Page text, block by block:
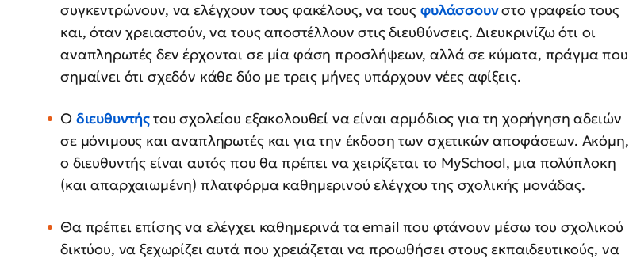
συγκεντρώνουν, να ελέγχουν τους φακέλους, να τους φυλάσσουνστο γραφείο τους
και, όταν χρειαστούν, να τους αποστέλλουν στις διευθύνσεις. Διευκρινίζω ότι οι
αναπληρωτές δεν έρχονται σε μία φάση προσλήψεων, αλλά σε κύματα, πράγμα που
σημαίνει ότι σχεδόν κάθε δύο με τρεις μήνες υπάρχουν νέες αφίξεις.
Ο διευθυντήςτου σχολείου εξακολουθεί να είναι αρμόδιος για τη χορήγηση αδειών
σε μόνιμους και αναπληρωτές και για την έκδοση των σχετικών αποφάσεων. Ακόμη,
ο διευθυντής είναι αυτός που θα πρέπει να χειρίζεται το MySchool, μια πολύπλοκη
(και απαρχαιωμένη) πλατφόρμα καθημερινού ελέγχου της σχολικής μονάδας.
Θα πρέπει επίσης να ελέγχει καθημερινά τα email που φτάνουν μέσω του σχολικού
δικτύου, να ξεχωρίζει αυτά που χρειάζεται να προωθήσει στους εκπαιδευτικούς, να